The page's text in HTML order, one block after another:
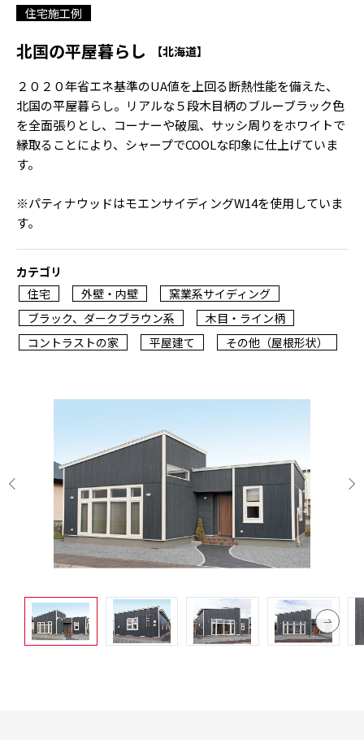
住宅施工例
北国の平屋暮らし 【北海道】
２０２０年省エネ基準のUA値を上回る断熱性能を備えた、
北国の平屋暮らし。リアルな５段木目柄のブルーブラック色
を全面張りとし、コーナーや破風、サッシ周りをホワイトで
縁取ることにより、シャープでCOOLな印象に仕上げていま
す。
※パティナウッドはモエンサイディングW14を使用していま
す。
カテゴリ
住宅
外壁・内壁
窯業系サイディング
ブラック、ダークブラウン系
木目・ライン柄
コントラストの家
平屋建て その他（屋根形状）